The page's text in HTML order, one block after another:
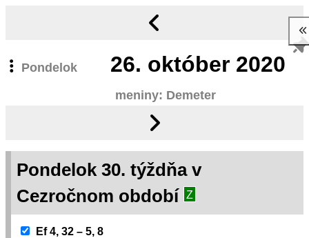
Pondelok 26. október 2020
meniny: Demeter
Pondelok 30. týždňa v
Cezročnom období
Z
Ef 4, 32 – 5, 8